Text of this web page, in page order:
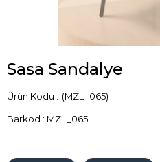
Sasa Sandalye
(MZL_065)
Barkod : MZL_065